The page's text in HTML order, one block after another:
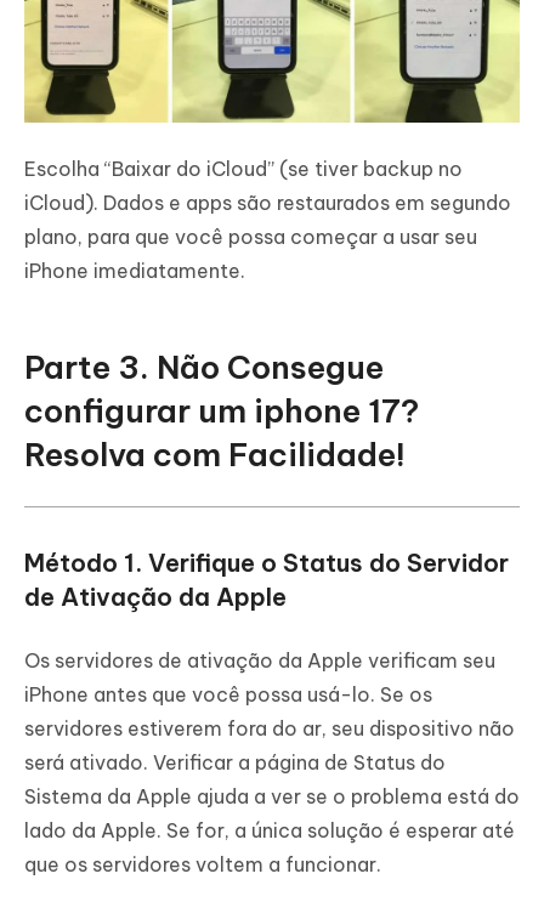
Escolha “Baixar do iCloud” (se tiver backup no
iCloud). Dados e apps são restaurados em segundo
plano, para que você possa começar a usar seu
iPhone imediatamente.
Parte 3. Não Consegue
configurar um iphone 17?
Resolva com Facilidade!
Método 1. Verifique o Status do Servidor
de Ativação da Apple
Os servidores de ativação da Apple verificam seu
iPhone antes que você possa usá-lo. Se os
servidores estiverem fora do ar, seu dispositivo não
será ativado. Verificar a página de Status do
Sistema da Apple ajuda a ver se o problema está do
lado da Apple. Se for, a única solução é esperar até
que os servidores voltem a funcionar.